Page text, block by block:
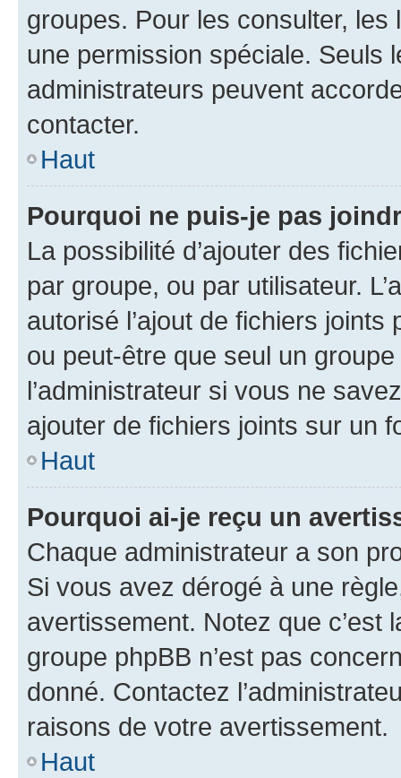
groupes. Pour les consulter,
une permission spéciale. Seuls
administrateurs peuvent
contacter.
Haut
Pourquoi ne puis-je pas
La possibilité d’ajouter des
par groupe, ou par utilisateur.
autorisé l’ajout de fichiers
ou peut-être que seul un
l’administrateur si vous ne
ajouter de fichiers joints sur un
Haut
Pourquoi ai-je reçu un
Chaque administrateur a son
Si vous avez dérogé à une
avertissement. Notez que c’est
groupe phpBB n’est pas
donné. Contactez
raisons de votre avertissement.
Haut